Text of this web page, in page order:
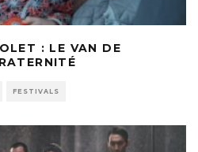
: LE VAN DE
FESTIVALS